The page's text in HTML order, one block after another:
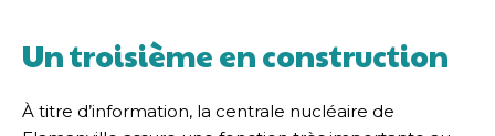
Un troisième en construction
À titre d’information, la centrale nucléaire de